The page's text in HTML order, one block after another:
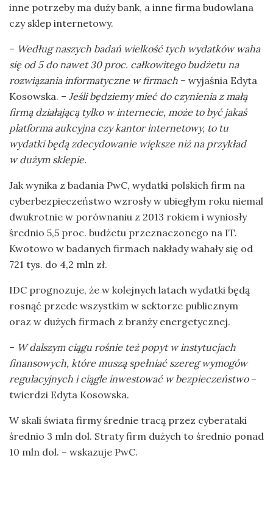
inne potrzeby ma duży bank, a inne firma budowlana
czy sklep internetowy.
– Według naszych badań wielkość tych wydatków waha
się od 5 do nawet 30 proc. całkowitego budżetu na
rozwiązania informatyczne w firmach – wyjaśnia Edyta
Kosowska. – Jeśli będziemy mieć do czynienia z małą
firmą działającą tylko w internecie, może to być jakaś
platforma aukcyjna czy kantor internetowy, to tu
wydatki będą zdecydowanie większe niż na przykład
w dużym sklepie.
Jak wynika z badania PwC, wydatki polskich firm na
cyberbezpieczeństwo wzrosły w ubiegłym roku niemal
dwukrotnie w porównaniu z 2013 rokiem i wyniosły
średnio 5,5 proc. budżetu przeznaczonego na IT.
Kwotowo w badanych firmach nakłady wahały się od
721 tys. do 4,2 mln zł.
IDC prognozuje, że w kolejnych latach wydatki będą
rosnąć przede wszystkim w sektorze publicznym
oraz w dużych firmach z branży energetycznej.
– W dalszym ciągu rośnie też popyt w instytucjach
finansowych, które muszą spełniać szereg wymogów
regulacyjnych i ciągle inwestować w bezpieczeństwo–
twierdzi Edyta Kosowska.
W skali świata firmy średnie tracą przez cyberataki
średnio 3 mln dol. Straty firm dużych to średnio ponad
10 mln dol. – wskazuje PwC.